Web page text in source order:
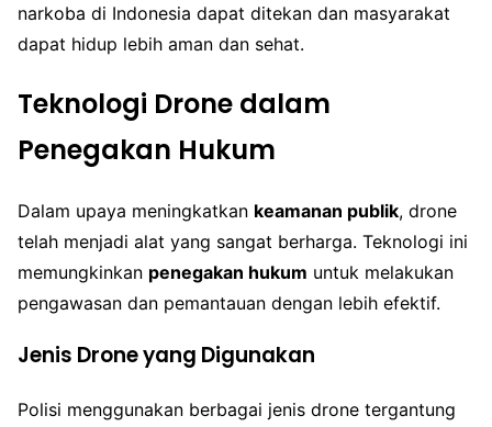
narkoba di Indonesia dapat ditekan dan masyarakat
dapat hidup lebih aman dan sehat.
Teknologi Drone dalam
Penegakan Hukum
Dalam upaya meningkatkan keamanan publik, drone
telah menjadi alat yang sangat berharga. Teknologi ini
memungkinkan penegakan hukum untuk melakukan
pengawasan dan pemantauan dengan lebih efektif.
Jenis Drone yang Digunakan
Polisi menggunakan berbagai jenis drone tergantung